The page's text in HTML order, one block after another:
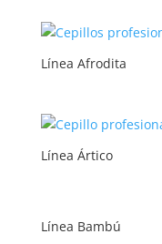
Línea Afrodita
Línea Ártico
Línea Bambú